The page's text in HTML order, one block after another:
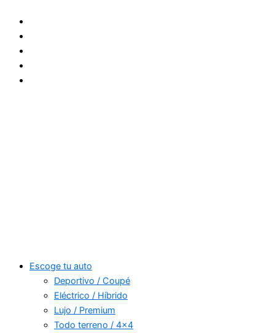
contenido
Escoge tu auto
Deportivo / Coupé
Eléctrico / Híbrido
Lujo / Premium
Todo terreno / 4×4